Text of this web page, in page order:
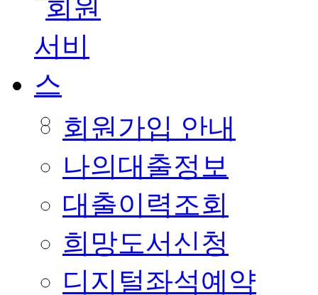
회원가입 안내
나의대출정보
대출이력조회
희망도서신청
디지털좌석예약